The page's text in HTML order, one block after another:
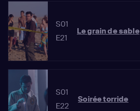
S01
E21
Le grain de sable
S01
E22
Soirée torride